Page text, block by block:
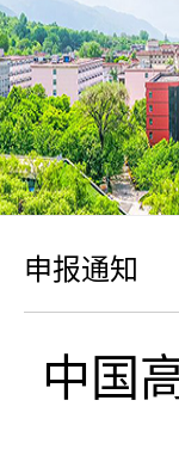
申报通知
中国